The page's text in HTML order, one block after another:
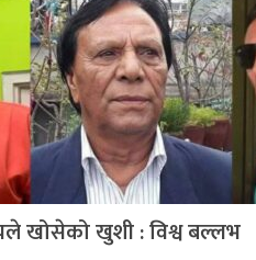
खोसेको खुशी : विश्व बल्लभ